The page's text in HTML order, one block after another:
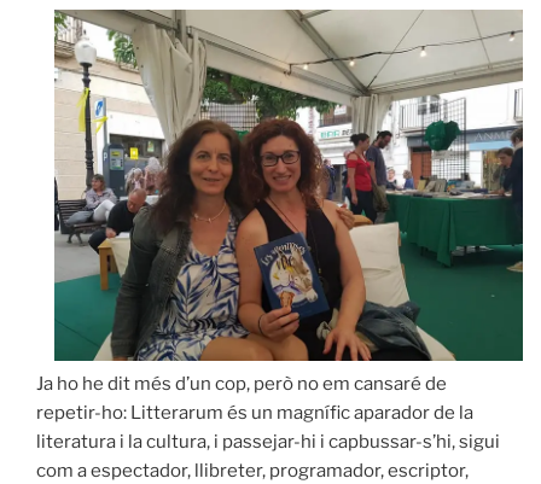
Ja ho he dit més d’un cop, però no em cansaré de
repetir-ho: Litterarum és un magnífic aparador de la
literatura i la cultura, i passejar-hi i capbussar-s’hi, sigui
com a espectador, llibreter, programador, escriptor,